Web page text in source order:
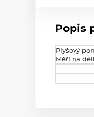
Popis
Plyšový
Měří na